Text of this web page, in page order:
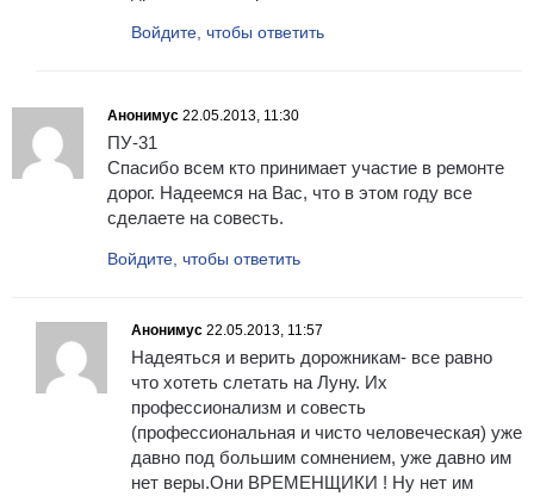
Войдите, чтобы ответить
Анонимус 22.05.2013, 11:30
ПУ-31
Спасибо всем кто принимает участие в ремонте
дорог. Надеемся на Вас, что в этом году все
сделаете на совесть.
Войдите, чтобы ответить
Анонимус 22.05.2013, 11:57
Надеяться и верить дорожникам- все равно
что хотеть слетать на Луну. Их
профессионализм и совесть
(профессиональная и чисто человеческая) уже
давно под большим сомнением, уже давно им
нет веры.Они ВРЕМЕНЩИКИ ! Ну нет им